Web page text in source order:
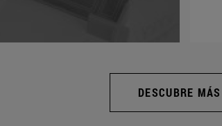
DESCUBRE MÁS